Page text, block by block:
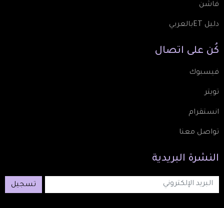
فاشن
دليل ETبالعربي
كُن على اتصال
فيسبوك
تويتر
انستقرام
تواصل معنا
النشرة البريدية
تسجيل